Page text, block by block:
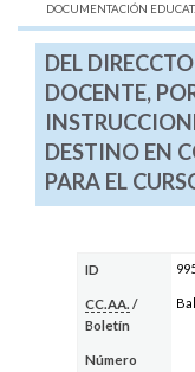
DOCUMENTACIÓN EDUCAT...
DEL
DOCENTE,
DESTINO EN
PARA EL
ID
CC.AA. /
Boletín
Número